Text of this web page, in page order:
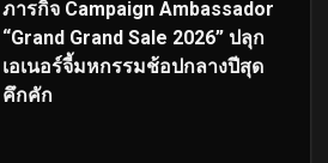
ภารกิจ Campaign Ambassador
“Grand Grand Sale 2026” ปลุก
เอเนอร์จี้มหกรรมช้อปกลางปีสุด
คึกคัก